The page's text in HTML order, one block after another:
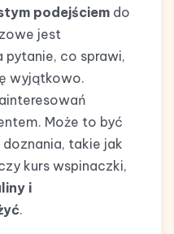
podejściem do
jest
pytanie, co sprawi,
wyjątkowo.
Może to być
takie jak
kurs wspinaczki,
i
.